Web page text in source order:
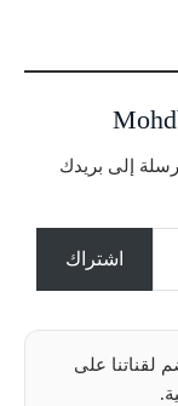
إلى بريدك
اشتراك
لقناتنا على